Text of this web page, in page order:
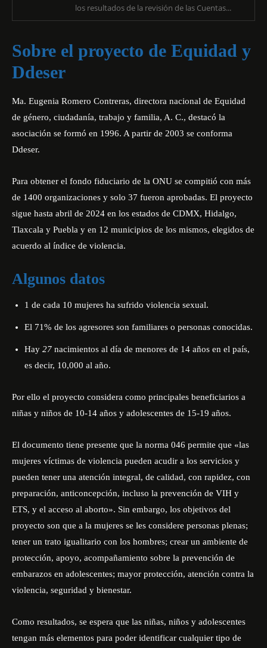
los resultados de la revisión de las Cuentas...
Sobre el proyecto de Equidad y
Ddeser
Ma. Eugenia Romero Contreras, directora nacional de Equidad
de género, ciudadanía, trabajo y familia, A. C., destacó la
asociación se formó en 1996. A partir de 2003 se conforma
Ddeser.
Para obtener el fondo fiduciario de la ONU se compitió con más
de 1400 organizaciones y solo 37 fueron aprobadas. El proyecto
sigue hasta abril de 2024 en los estados de CDMX, Hidalgo,
Tlaxcala y Puebla y en 12 municipios de los mismos, elegidos de
acuerdo al índice de violencia.
Algunos datos
1 de cada 10 mujeres ha sufrido violencia sexual.
El 71% de los agresores son familiares o personas conocidas.
Hay 27 nacimientos al día de menores de 14 años en el país,
es decir, 10,000 al año.
Por ello el proyecto considera como principales beneficiarios a
niñas y niños de 10-14 años y adolescentes de 15-19 años.
El documento tiene presente que la norma 046 permite que «las
mujeres víctimas de violencia pueden acudir a los servicios y
pueden tener una atención integral, de calidad, con rapidez, con
preparación, anticoncepción, incluso la prevención de VIH y
ETS, y el acceso al aborto». Sin embargo, los objetivos del
proyecto son que a la mujeres se les considere personas plenas;
tener un trato igualitario con los hombres; crear un ambiente de
protección, apoyo, acompañamiento sobre la prevención de
embarazos en adolescentes; mayor protección, atención contra la
violencia, seguridad y bienestar.
Como resultados, se espera que las niñas, niños y adolescentes
tengan más elementos para poder identificar cualquier tipo de